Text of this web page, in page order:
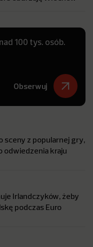
100 tys. osób.
Obserwuj
sceny z popularnej gry,
odwiedzenia kraju
Irlandczyków, żeby
podczas Euro